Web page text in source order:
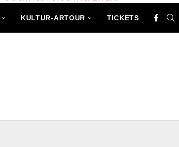
KULTUR-ARTOUR TICKETS